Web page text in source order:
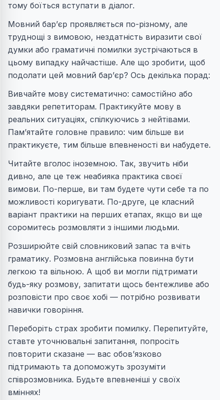
тому боїться вступати в діалог.
Мовний бар’єр проявляється по-різному, але
труднощі з вимовою, нездатність виразити свої
думки або граматичні помилки зустрічаються в
цьому випадку найчастіше. Але що зробити, щоб
подолати цей мовний бар’єр? Ось декілька порад:
Вивчайте мову систематично: самостійно або
завдяки репетиторам. Практикуйте мову в
реальних ситуаціях, спілкуючись з нейтівами.
Пам’ятайте головне правило: чим більше ви
практикуєте, тим більше впевненості ви набудете.
Читайте вголос іноземною. Так, звучить ніби
дивно, але це теж неабияка практика своєї
вимови. По-перше, ви там будете чути себе та по
можливості коригувати. По-друге, це класний
варіант практики на перших етапах, якщо ви ще
соромитесь розмовляти з іншими людьми.
Розширюйте свій словниковий запас та вчіть
граматику. Розмовна англійська повинна бути
легкою та вільною. А щоб ви могли підтримати
будь-яку розмову, запитати щось бентежливе або
розповісти про своє хобі — потрібно розвивати
навички говоріння.
Переборіть страх зробити помилку. Перепитуйте,
ставте уточнювальні запитання, попросіть
повторити сказане — вас обов’язково
підтримають та допоможуть зрозуміти
співрозмовника. Будьте впевненіші у своїх
вміннях!